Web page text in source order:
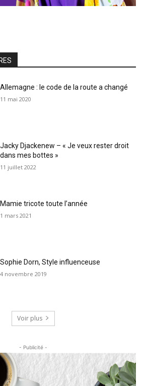
Allemagne : le code de la route a changé
11 mai 2020
Jacky Djackenew – « Je veux rester droit
dans mes bottes »
11 juillet 2022
Mamie tricote toute l’année
1 mars 2021
Sophie Dorn, Style influenceuse
4 novembre 2019
Voir plus
- Publicité -